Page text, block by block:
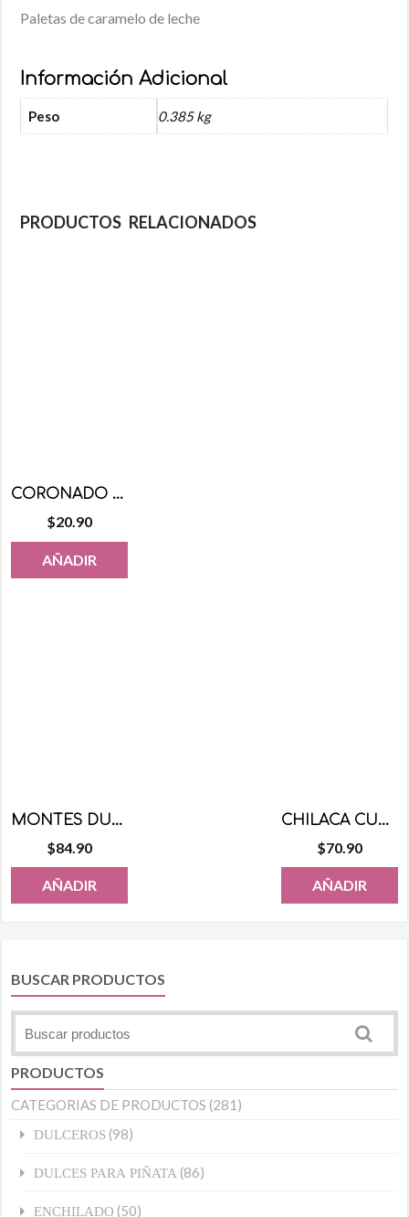
Paletas de caramelo de leche
Información Adicional
Peso 0.385 kg
PRODUCTOS RELACIONADOS
CORONADO PALETA TIRA GRANDE 10 PZS
$20.90
AÑADIR
CHILACA CUBRE MANZANAS SABOR CHAMOY 500 GRS
$70.90
AÑADIR
MONTES DULCES SUPER NATILLAS 100 PZS
$84.90
AÑADIR
BUSCAR PRODUCTOS
PRODUCTOS
CATEGORIAS DE PRODUCTOS (281)
DULCEROS (98)
DULCES PARA PIÑATA (86)
ENCHILADO (50)